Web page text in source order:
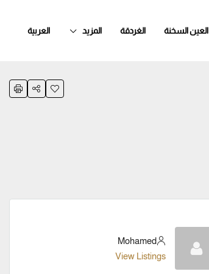
العين السخنة الغردقة المزيد العربية
Mohamed
View Listings